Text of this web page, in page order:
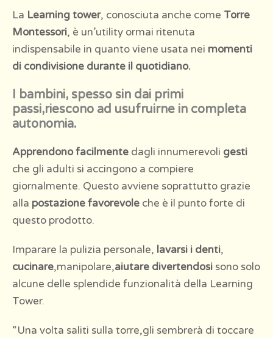
La Learning tower, conosciuta anche come Torre
Montessori, è un’utility ormai ritenuta
indispensabile in quanto viene usata nei momenti
di condivisione durante il quotidiano.
I bambini, spesso sin dai primi
passi,riescono ad usufruirne in completa
autonomia.
Apprendono facilmente dagli innumerevoli gesti
che gli adulti si accingono a compiere
giornalmente. Questo avviene soprattutto grazie
alla postazione favorevole che è il punto forte di
questo prodotto.
Imparare la pulizia personale, lavarsi i denti,
cucinare,manipolare,aiutare divertendosi sono solo
alcune delle splendide funzionalità della Learning
Tower.
“Una volta saliti sulla torre,gli sembrerà di toccare